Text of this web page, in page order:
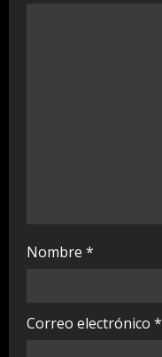
Nombre *
Correo electrónico *